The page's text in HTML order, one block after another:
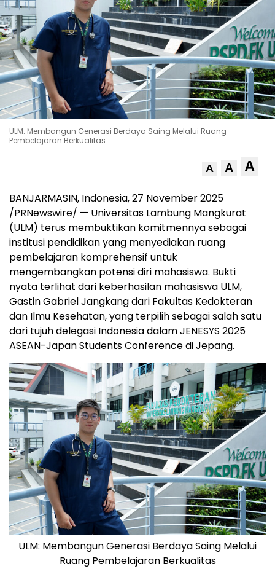
ULM: Membangun Generasi Berdaya Saing Melalui Ruang
Pembelajaran Berkualitas
A A A
BANJARMASIN, Indonesia,27 November 2025
/PRNewswire/ — Universitas Lambung Mangkurat
(ULM) terus membuktikan komitmennya sebagai
institusi pendidikan yang menyediakan ruang
pembelajaran komprehensif untuk
mengembangkan potensi diri mahasiswa. Bukti
nyata terlihat dari keberhasilan mahasiswa ULM,
Gastin Gabriel Jangkang dari Fakultas Kedokteran
dan Ilmu Kesehatan, yang terpilih sebagai salah satu
dari tujuh delegasi Indonesiadalam JENESYS 2025
ASEAN-Japan Students Conference di Jepang.
ULM: Membangun Generasi Berdaya Saing Melalui
Ruang Pembelajaran Berkualitas